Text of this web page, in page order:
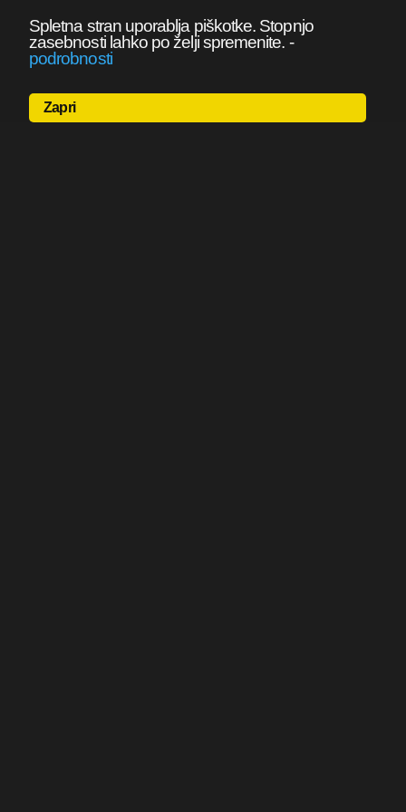
Spletna stran uporablja piškotke. Stopnjo
zasebnosti lahko po želji spremenite. -
podrobnosti
Zapri